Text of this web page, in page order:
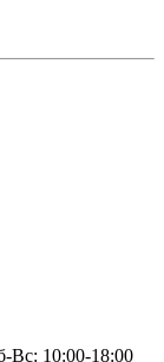
Вс: 10:00-18:00